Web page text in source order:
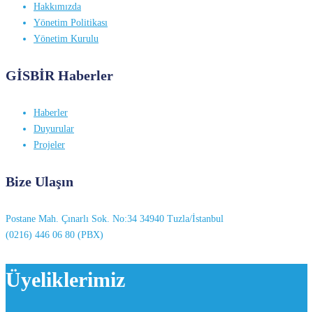
Hakkımızda
Yönetim Politikası
Yönetim Kurulu
GİSBİR Haberler
Haberler
Duyurular
Projeler
Bize Ulaşın
Postane Mah. Çınarlı Sok. No:34 34940 Tuzla/İstanbul
(0216) 446 06 80 (PBX)
Üyeliklerimiz